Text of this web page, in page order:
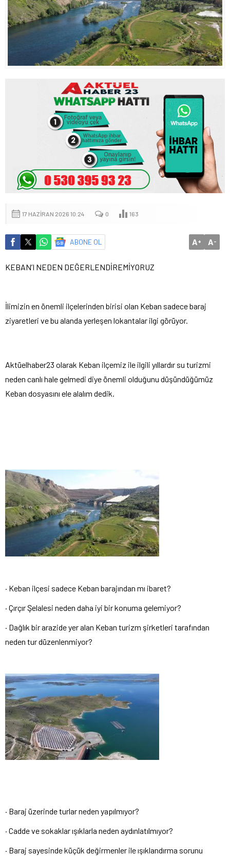
17 HAZIRAN 2026 10:24 0 163
ABONE OL A+ A-
KEBAN’I NEDEN DEĞERLENDİREMİYORUZ
İlimizin en önemli ilçelerinden birisi olan Keban sadece baraj
ziyaretleri ve bu alanda yerleşen lokantalar ilgi görüyor.
Aktüelhaber23 olarak Keban ilçemiz ile ilgili yıllardır su turizmi
neden canlı hale gelmedi diye önemli olduğunu düşündüğümüz
Keban dosyasını ele alalım dedik.
· Keban ilçesi sadece Keban barajından mı ibaret?
· Çırçır Şelalesi neden daha iyi bir konuma gelemiyor?
· Dağlık bir arazide yer alan Keban turizm şirketleri tarafından
neden tur düzenlenmiyor?
· Baraj üzerinde turlar neden yapılmıyor?
· Cadde ve sokaklar ışıklarla neden aydınlatılmıyor?
· Baraj sayesinde küçük değirmenler ile ışıklandırma sorunu